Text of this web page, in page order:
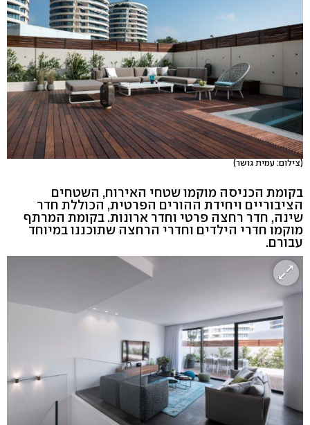
(צילום: עמית גושר)
בקומת הכניסה מוקמו שטחי האירוח, השטחים
הציבוריים ויחידת ההורים הפרטית, הכוללת חדר
שינה, חדר רחצה פרטי וחדר ארונות. בקומת המרתף
מוקמו חדרי הילדים וחדרי הרחצה שתוכננו במיוחד
עבורם.